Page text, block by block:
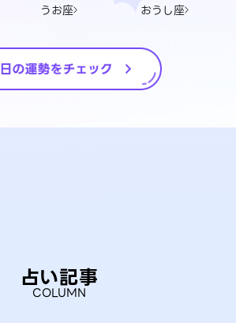
うお座 おうし座
占い記事
COLUMN